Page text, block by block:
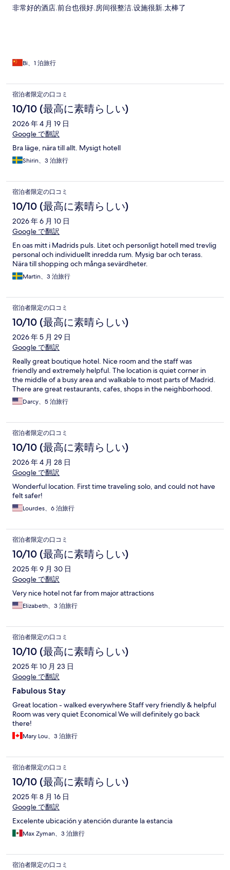
非常好的酒店.前台也很好.房间很整洁.设施很新.太棒了
Bi、1 泊旅行
宿泊者限定の口コミ
10/10 (最高に素晴らしい)
2026 年 4 月 19 日
Google で翻訳
Bra läge, nära till allt. Mysigt hotell
Shirin、3 泊旅行
宿泊者限定の口コミ
10/10 (最高に素晴らしい)
2026 年 6 月 10 日
Google で翻訳
En oas mitt i Madrids puls. Litet och personligt hotell med trevlig
personal och individuellt inredda rum. Mysig bar och terass.
Nära till shopping och många sevärdheter.
Martin、3 泊旅行
宿泊者限定の口コミ
10/10 (最高に素晴らしい)
2026 年 5 月 29 日
Google で翻訳
Really great boutique hotel. Nice room and the staff was
friendly and extremely helpful. The location is quiet corner in
the middle of a busy area and walkable to most parts of Madrid.
There are great restaurants, cafes, shops in the neighborhood.
Darcy、5 泊旅行
宿泊者限定の口コミ
10/10 (最高に素晴らしい)
2026 年 4 月 28 日
Google で翻訳
Wonderful location. First time traveling solo, and could not have
felt safer!
Lourdes、6 泊旅行
宿泊者限定の口コミ
10/10 (最高に素晴らしい)
2025 年 9 月 30 日
Google で翻訳
Very nice hotel not far from major attractions
Elizabeth、3 泊旅行
宿泊者限定の口コミ
10/10 (最高に素晴らしい)
2025 年 10 月 23 日
Google で翻訳
Fabulous Stay
Great location - walked everywhere Staff very friendly & helpful
Room was very quiet Economical We will definitely go back
there!
Mary Lou、3 泊旅行
宿泊者限定の口コミ
10/10 (最高に素晴らしい)
2025 年 8 月 16 日
Google で翻訳
Excelente ubicación y atención durante la estancia
Max Zyman、3 泊旅行
宿泊者限定の口コミ